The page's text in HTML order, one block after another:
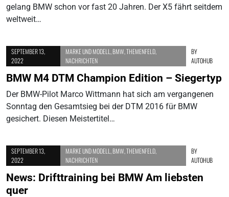
gelang BMW schon vor fast 20 Jahren. Der X5 fährt seitdem
weltweit…
SEPTEMBER 13,
2022
MARKE UND MODELL BMW THEMENFELD,
NACHRICHTEN
BY
AUTOHUB
BMW M4 DTM Champion Edition – Siegertyp
Der BMW-Pilot Marco Wittmann hat sich am vergangenen
Sonntag den Gesamtsieg bei der DTM 2016 für BMW
gesichert. Diesen Meistertitel…
SEPTEMBER 13,
2022
MARKE UND MODELL BMW THEMENFELD,
NACHRICHTEN
BY
AUTOHUB
News: Drifttraining bei BMW Am liebsten
quer